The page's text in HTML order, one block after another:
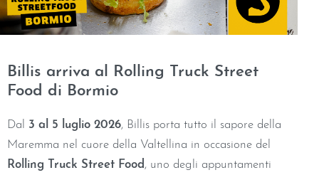
Billis arriva al Rolling Truck Street
Food di Bormio
Dal 3 al 5 luglio 2026, Billis porta tutto il sapore della
Maremma nel cuore della Valtellina in occasione del
Rolling Truck Street Food , uno degli appuntamenti